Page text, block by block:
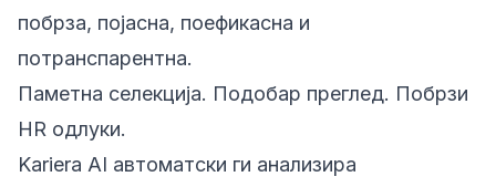
побрза, појасна, поефикасна и
потранспарентна.
Паметна селекција. Подобар преглед. Побрзи
HR одлуки.
Kariera AI автоматски ги анализира